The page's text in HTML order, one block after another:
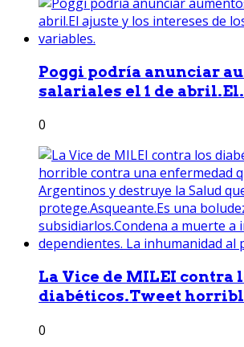
Poggi podría anunciar
salariales el 1 de
0
La Vice de MILEI contra
diabéticos.Tweet
0